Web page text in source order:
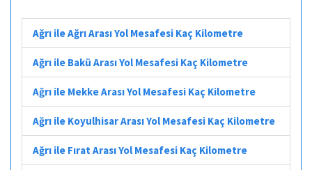
Ağrı ile Ağrı Arası Yol Mesafesi Kaç Kilometre
Ağrı ile Bakü Arası Yol Mesafesi Kaç Kilometre
Ağrı ile Mekke Arası Yol Mesafesi Kaç Kilometre
Ağrı ile Koyulhisar Arası Yol Mesafesi Kaç Kilometre
Ağrı ile Fırat Arası Yol Mesafesi Kaç Kilometre